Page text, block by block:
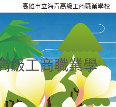
高雄市立海青高級工商職業學校
級工商職業學